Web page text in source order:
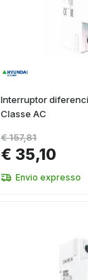
Interruptor
Classe AC
€ 35,10
€ 157,81
Envio expresso